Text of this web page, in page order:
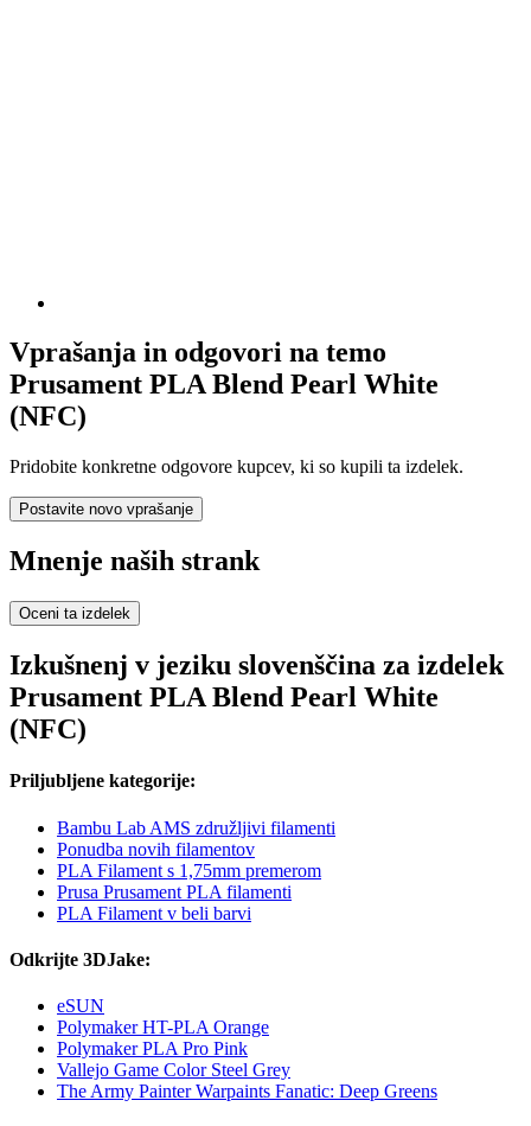
Vprašanja in odgovori na temo
Prusament PLA Blend Pearl White
(NFC)
Pridobite konkretne odgovore kupcev, ki so kupili ta izdelek.
Postavite novo vprašanje
Mnenje naših strank
Oceni ta izdelek
Izkušnenj v jeziku slovenščina za izdelek
Prusament PLA Blend Pearl White
(NFC)
Priljubljene kategorije:
Bambu Lab AMS združljivi filamenti
Ponudba novih filamentov
PLA Filament s 1,75mm premerom
Prusa Prusament PLA filamenti
PLA Filament v beli barvi
Odkrijte 3DJake:
eSUN
Polymaker HT-PLA Orange
Polymaker PLA Pro Pink
Vallejo Game Color Steel Grey
The Army Painter Warpaints Fanatic: Deep Greens